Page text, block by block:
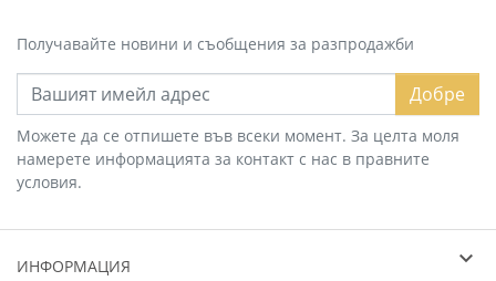
Получавайте новини и съобщения за разпродажби
Добре
Можете да се отпишете във всеки момент. За целта моля
намерете информацията за контакт с нас в правните
условия.
ИНФОРМАЦИЯ